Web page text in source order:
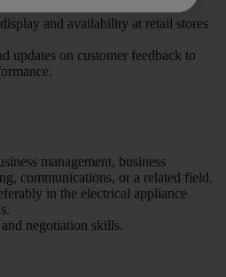
and availability at retail stores
updates on customer feedback to
management, business
communications, or a related field.
in the electrical appliance
negotiation skills.